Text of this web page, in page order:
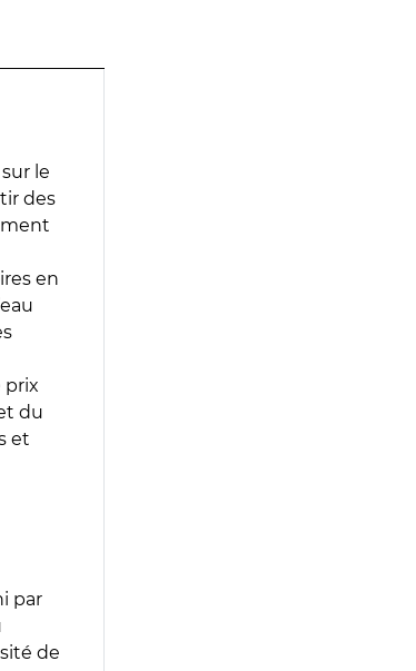
le
des
en
prix
du
et
par
de